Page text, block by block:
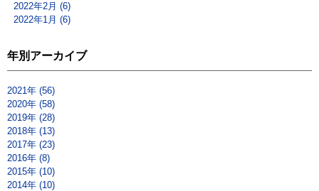
2022年2月 (6)
2022年1月 (6)
年別アーカイブ
2021年 (56)
2020年 (58)
2019年 (28)
2018年 (13)
2017年 (23)
2016年 (8)
2015年 (10)
2014年 (10)